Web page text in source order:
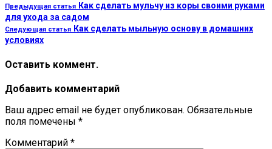
Предыдущая статья Как сделать мульчу из коры своими руками
для ухода за садом
Следующая статья Как сделать мыльную основу в домашних
условиях
Оставить коммент.
Добавить комментарий
Ваш адрес email не будет опубликован. Обязательные
поля помечены *
Комментарий *